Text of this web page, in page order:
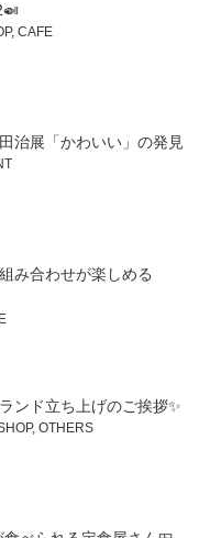
, CAFE
治展「かわいい」の発見
み合わせが楽しめる
ンド立ち上げのご挨拶✨
, OTHERS